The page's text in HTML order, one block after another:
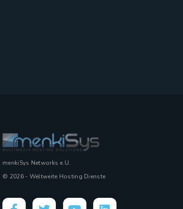
menkiSys Networks e.U.
© 2026 - Weltweite Hosting Dienste